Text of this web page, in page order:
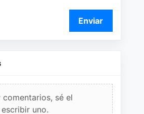
Enviar
comentarios, sé el
uno.